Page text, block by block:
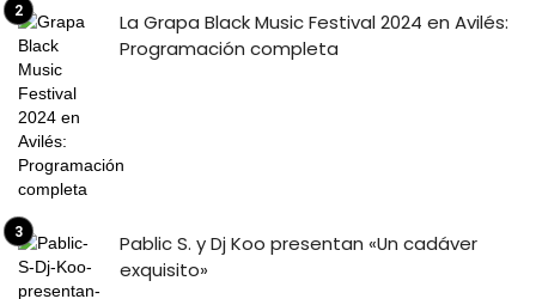
La Grapa Black Music Festival 2024 en Avilés:
Programación completa
Pablic S. y Dj Koo presentan «Un cadáver
exquisito»